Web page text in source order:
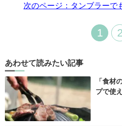
次のページ：タンブラーで
1 2
あわせて読みたい記事
「食材
プで使